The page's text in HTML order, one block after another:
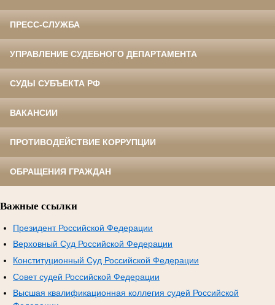
ПРЕСС-СЛУЖБА
УПРАВЛЕНИЕ СУДЕБНОГО ДЕПАРТАМЕНТА
СУДЫ СУБЪЕКТА РФ
ВАКАНСИИ
ПРОТИВОДЕЙСТВИЕ КОРРУПЦИИ
ОБРАЩЕНИЯ ГРАЖДАН
Важные ссылки
Президент Российской Федерации
Верховный Суд Российской Федерации
Конституционный Суд Российской Федерации
Совет судей Российской Федерации
Высшая квалификационная коллегия судей Российской